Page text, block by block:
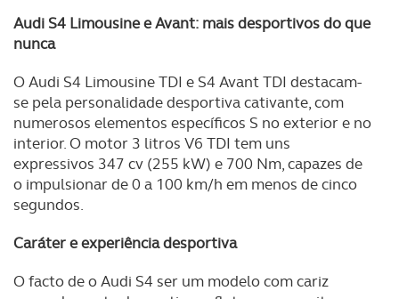
Audi S4 Limousine e Avant: mais desportivos do que
nunca
O Audi S4 Limousine TDI e S4 Avant TDI destacam-
se pela personalidade desportiva cativante, com
numerosos elementos específicos S no exterior e no
interior. O motor 3 litros V6 TDI tem uns
expressivos 347 cv (255 kW) e 700 Nm, capazes de
o impulsionar de 0 a 100 km/h em menos de cinco
segundos.
Caráter e experiência desportiva
O facto de o Audi S4 ser um modelo com cariz